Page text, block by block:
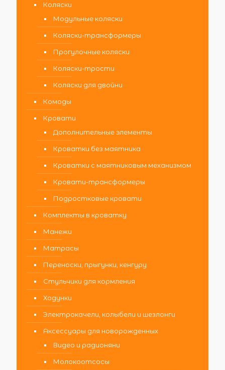
Коляски
Модульные коляски
Коляски-трансформеры
Прогулочные коляски
Коляски-трости
Коляски для двойни
Комоды
Кровати
Дополнительные элементы
Кроватки без маятника
Кроватки с маятниковым механизмом
Кровати-трансформеры
Подростковые кровати
Комплекты в кроватку
Манежи
Матрасы
Переноски, прыгунки, кенгуру
Стульчики для кормления
Ходунки
Электрокачели, колыбели и шезлонги
Аксессуары для новорожденных
Видео и радионяни
Молокоотсосы